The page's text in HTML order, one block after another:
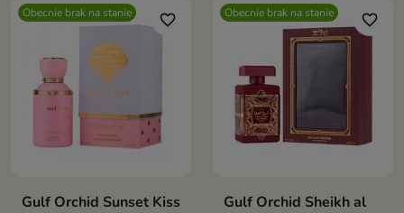
Obecnie brak na stanie favorite_border
Gulf Orchid Sunset Kiss
Obecnie brak na stanie favorite_border
Gulf Orchid Sheikh al